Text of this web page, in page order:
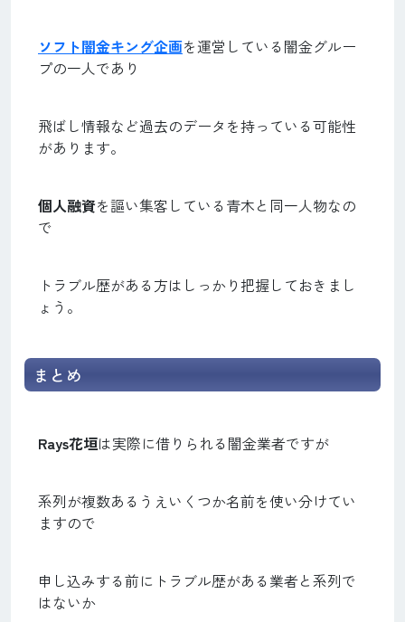
ソフト闇金キング企画を運営している闇金グルー
プの一人であり
飛ばし情報など過去のデータを持っている可能性
があります。
個人融資を謳い集客している青木と同一人物なの
で
トラブル歴がある方はしっかり把握しておきまし
ょう。
まとめ
Rays花垣は実際に借りられる闇金業者ですが
系列が複数あるうえいくつか名前を使い分けてい
ますので
申し込みする前にトラブル歴がある業者と系列で
はないか